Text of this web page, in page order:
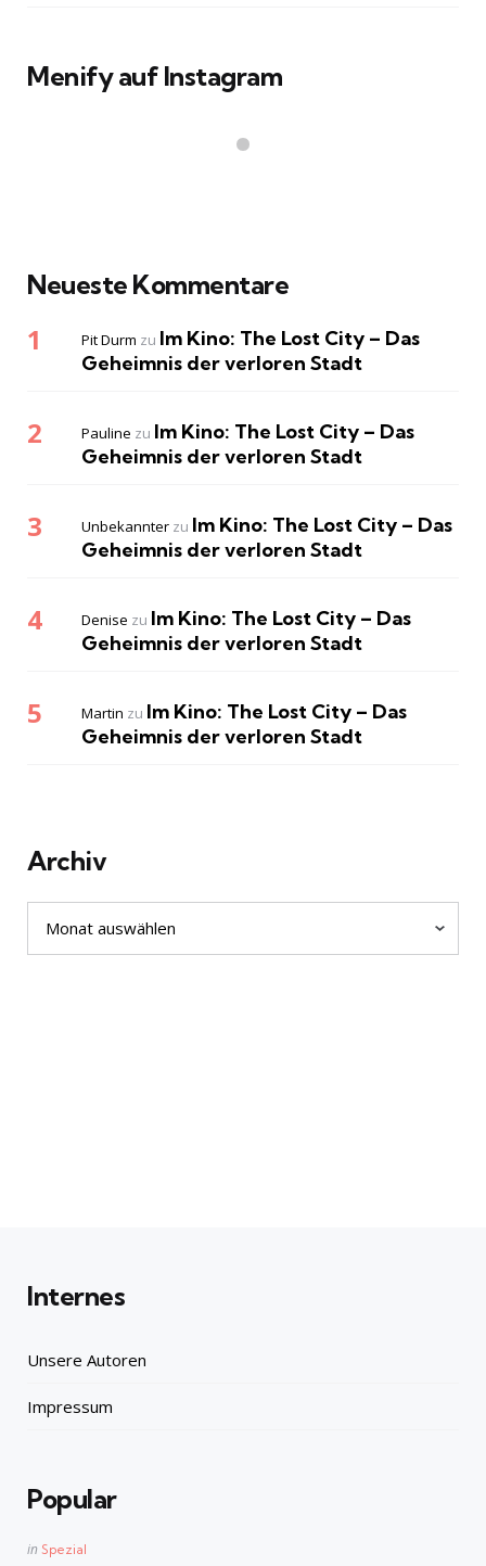
Menify auf Instagram
Neueste Kommentare
Pit Durm zu Im Kino: The Lost City – Das
Geheimnis der verloren Stadt
Pauline zu Im Kino: The Lost City – Das
Geheimnis der verloren Stadt
Unbekannter zu Im Kino: The Lost City – Das
Geheimnis der verloren Stadt
Denise zu Im Kino: The Lost City – Das
Geheimnis der verloren Stadt
Martin zu Im Kino: The Lost City – Das
Geheimnis der verloren Stadt
Archiv
Archiv
Internes
Unsere Autoren
Impressum
Popular
Posted
in Spezial